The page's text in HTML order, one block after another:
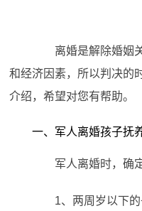
离婚是解除婚姻关
和经济因素，所以判决的
介绍，希望对您有帮助。
一、军人离婚孩子抚
军人离婚时，确定
1、两周岁以下的子